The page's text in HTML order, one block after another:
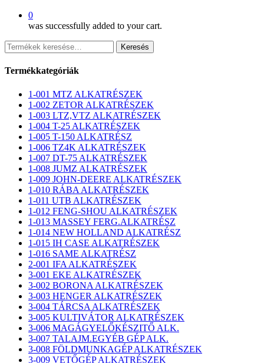
0
was successfully added to your cart.
Keresés
a
következőre:
Keresés
Termékkategóriák
1-001 MTZ ALKATRÉSZEK
1-002 ZETOR ALKATRÉSZEK
1-003 LTZ,VTZ ALKATRÉSZEK
1-004 T-25 ALKATRÉSZEK
1-005 T-150 ALKATRÉSZ
1-006 TZ4K ALKATRÉSZEK
1-007 DT-75 ALKATRÉSZEK
1-008 JUMZ ALKATRÉSZEK
1-009 JOHN-DEERE ALKATRÉSZEK
1-010 RÁBA ALKATRÉSZEK
1-011 UTB ALKATRÉSZEK
1-012 FENG-SHOU ALKATRÉSZEK
1-013 MASSEY FERG.ALKATRÉSZ
1-014 NEW HOLLAND ALKATRÉSZ
1-015 IH CASE ALKATRÉSZEK
1-016 SAME ALKATRÉSZ
2-001 IFA ALKATRÉSZEK
3-001 EKE ALKATRÉSZEK
3-002 BORONA ALKATRÉSZEK
3-003 HENGER ALKATRÉSZEK
3-004 TÁRCSA ALKATRÉSZEK
3-005 KULTIVÁTOR ALKATRÉSZEK
3-006 MAGÁGYELŐKÉSZITŐ ALK.
3-007 TALAJM.EGYÉB GÉP ALK.
3-008 FÖLDMUNKAGÉP ALKATRÉSZEK
3-009 VETŐGÉP ALKATRÉSZEK